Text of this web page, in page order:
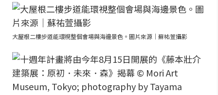
大屋根二樓步道能環視整個會場與海邊景色。圖片來源｜蘇祐萱攝影